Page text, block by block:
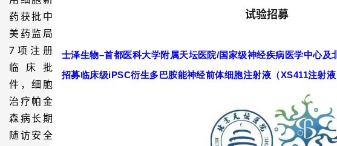
试验招募
士泽生物–首都医科大学附属天坛医院/国家级神经疾病医学中心及
招募临床级iPSC衍生多巴胺能神经前体细胞注射液（XS411注射